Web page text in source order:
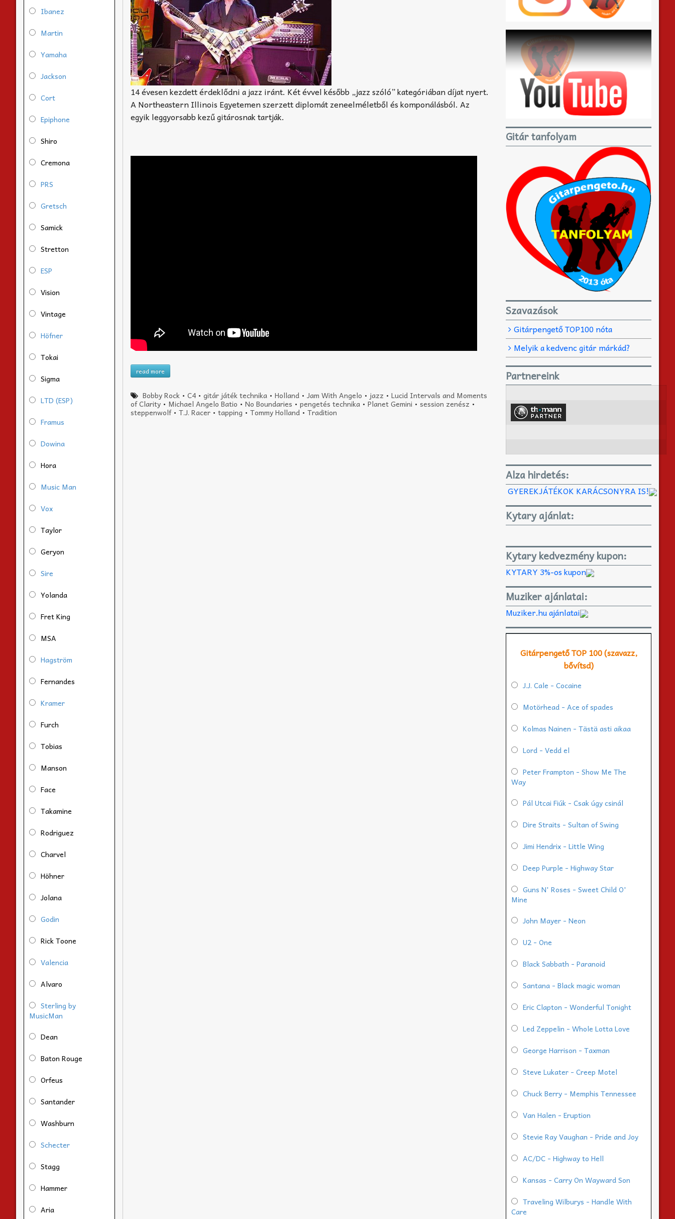
14 évesen kezdett érdeklődni a jazz iránt. Két évvel később „jazz szóló” kategóriában díjat nyert.
A Northeastern Illinois Egyetemen szerzett diplomát zeneelméletből és komponálásból. Az
egyik leggyorsabb kezű gitárosnak tartják.
read more
Bobby Rock• C4• gitár játék technika• Holland• Jam With Angelo • jazz • Lucid Intervals and Moments
of Clarity • Michael Angelo Batio •No Boundaries •pengetés technika •Planet Gemini •session zenész •
steppenwolf•T.J. Racer •tapping •Tommy Holland •Tradition
Ibanez
Martin
Yamaha
Jackson
Cort
Epiphone
Shiro
Cremona
PRS
Gretsch
Samick
Stretton
ESP
Vision
Vintage
Höfner
Tokai
Sigma
LTD (ESP)
Framus
Dowina
Hora
Music Man
Vox
Taylor
Geryon
Sire
Yolanda
Fret King
MSA
Hagström
Fernandes
Kramer
Furch
Tobias
Manson
Face
Takamine
Rodriguez
Charvel
Höhner
Jolana
Godin
Rick Toone
Valencia
Alvaro
Sterling by
MusicMan
Dean
Baton Rouge
Orfeus
Santander
Washburn
Schecter
Stagg
Hammer
Aria
Gitár tanfolyam
Szavazások
Gitárpengető TOP100 nóta
Melyik a kedvenc gitár márkád?
Partnereink
Alza hirdetés:
GYEREKJÁTÉKOK KARÁCSONYRA IS!
Kytary ajánlat:
Kytary kedvezmény kupon:
KYTARY 3%-os kupon
Muziker ajánlatai:
Muziker.hu ajánlatai
Gitárpengető TOP 100 (szavazz,
bővítsd)
J.J. Cale - Cocaine
Motörhead - Ace of spades
Kolmas Nainen - Tästä asti aikaa
Lord - Vedd el
Peter Frampton - Show Me The
Way
Pál Utcai Fiúk - Csak úgy csinál
Dire Straits - Sultan of Swing
Jimi Hendrix - Little Wing
Deep Purple - Highway Star
Guns N' Roses - Sweet Child O'
Mine
John Mayer - Neon
U2 - One
Black Sabbath - Paranoid
Santana - Black magic woman
Eric Clapton - Wonderful Tonight
Led Zeppelin - Whole Lotta Love
George Harrison - Taxman
Steve Lukater - Creep Motel
Chuck Berry - Memphis Tennessee
Van Halen - Eruption
Stevie Ray Vaughan - Pride and Joy
AC/DC - Highway to Hell
Kansas - Carry On Wayward Son
Traveling Wilburys - Handle With
Care